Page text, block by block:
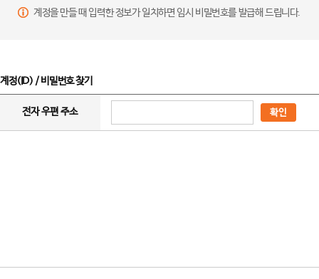
계정을 만들 때 입력한 정보가 일치하면 임시 비밀번호를 발급해 드립니다.
계정(ID) / 비밀번호 찾기
전자 우편 주소 확인